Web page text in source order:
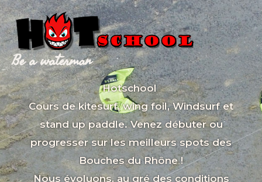
Aller
au
contenu
Be a waterman
Hotschool
Cours de kitesurf, wing foil, Windsurf et
stand up paddle. Venez débuter ou
progresser sur les meilleurs spots des
Bouches du Rhône !
Nous évoluons, au gré des conditions